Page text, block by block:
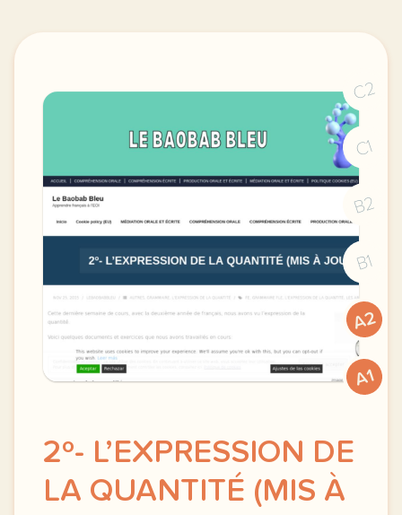
C2
C1
B2
B1
A2
A1
2º- L’EXPRESSION DE
LA QUANTITÉ (MIS À